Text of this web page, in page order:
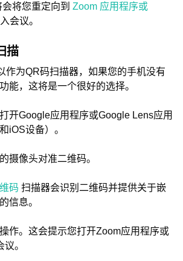
将您重定向到 Zoom 应用程序或
会议。
描
作为QR码扫描器，如果您的手机没有
能，这将是一个很好的选择。
开Google应用程序或Google Lens应用
iOS设备）。
摄像头对准二维码。
码 扫描器会识别二维码并提供关于嵌
信息。
作。这会提示您打开Zoom应用程序或
。